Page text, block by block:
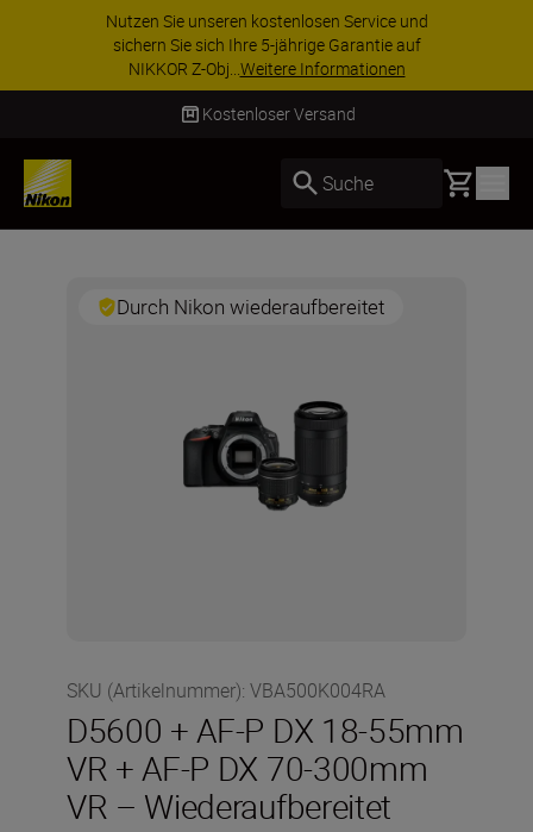
Nutzen Sie unseren kostenlosen Service und
sichern Sie sich Ihre 5-jährige Garantie auf
NIKKOR Z-Obj...Weitere Informationen
Kostenloser Versand
Suche Basket
Durch Nikon wiederaufbereitet
SKU (Artikelnummer): VBA500K004RA
D5600 + AF-P DX 18-55mm
VR + AF-P DX 70-300mm
VR – Wiederaufbereitet